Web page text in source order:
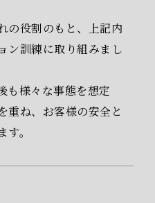
の役割のもと、上記内
ン訓練に取り組みまし
も様々な事態を想定
重ね、お客様の安全と
。